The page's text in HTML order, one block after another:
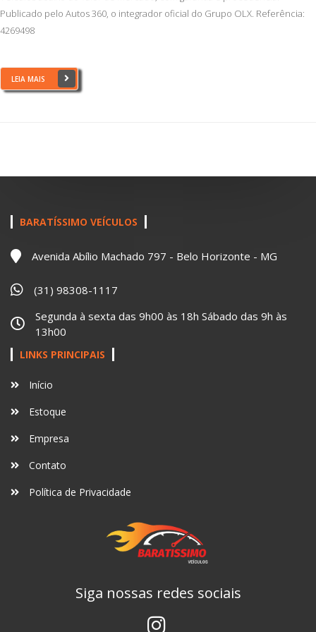
Publicado pelo Autos 360, o integrador oficial do Grupo OLX. Referência:
4269498
LEIA MAIS
BARATÍSSIMO VEÍCULOS
Avenida Abílio Machado 797 - Belo Horizonte - MG
(31) 98308-1117
Segunda à sexta das 9h00 às 18h Sábado das 9h às
13h00
LINKS PRINCIPAIS
Início
Estoque
Empresa
Contato
Política de Privacidade
Siga nossas redes sociais